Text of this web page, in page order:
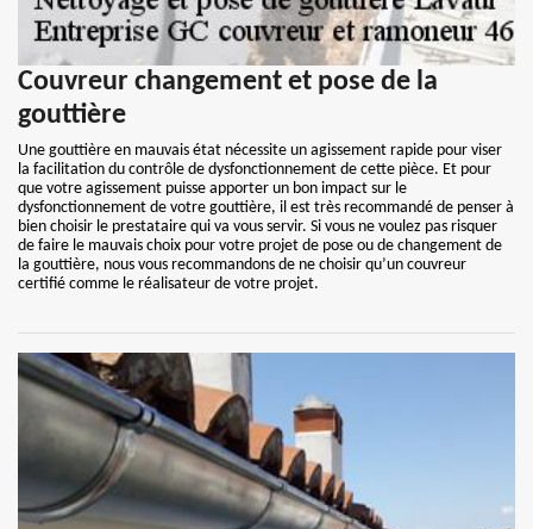
Couvreur changement et pose de la
gouttière
Une gouttière en mauvais état nécessite un agissement rapide pour viser
la facilitation du contrôle de dysfonctionnement de cette pièce. Et pour
que votre agissement puisse apporter un bon impact sur le
dysfonctionnement de votre gouttière, il est très recommandé de penser à
bien choisir le prestataire qui va vous servir. Si vous ne voulez pas risquer
de faire le mauvais choix pour votre projet de pose ou de changement de
la gouttière, nous vous recommandons de ne choisir qu’un couvreur
certifié comme le réalisateur de votre projet.